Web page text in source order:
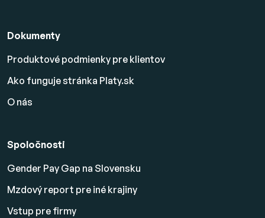
Dokumenty
Produktové podmienky pre klientov
Ako funguje stránka Platy.sk
O nás
Spoločnosti
Gender Pay Gap na Slovensku
Mzdový report pre iné krajiny
Vstup pre firmy